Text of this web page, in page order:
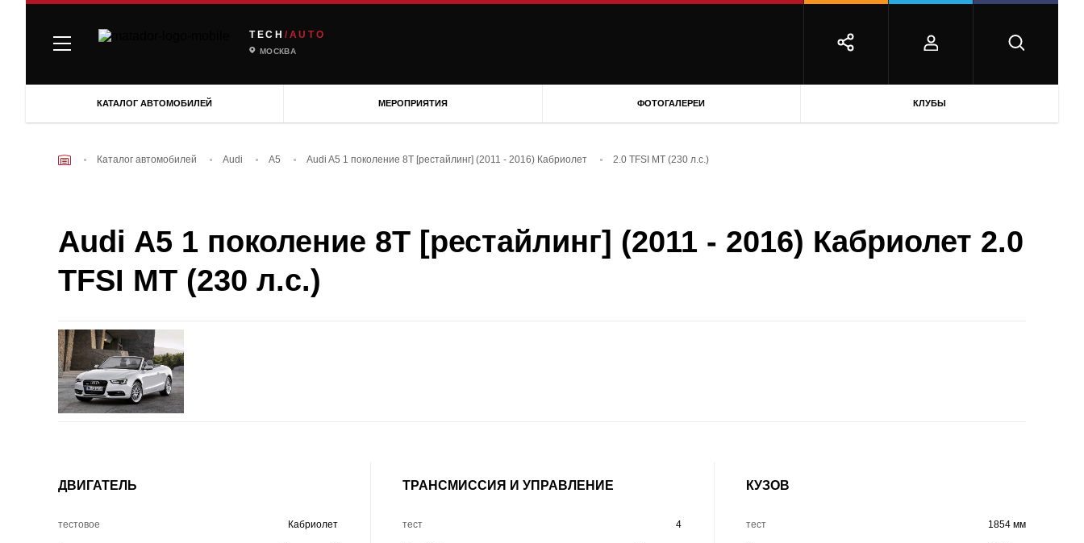
TECH /AUTO
МОСКВА
КАТАЛОГ АВТОМОБИЛЕЙ МЕРОПРИЯТИЯ ФОТОГАЛЕРЕИ КЛУБЫ
Каталог автомобилей Audi A5 Audi A5 1 поколение 8T [рестайлинг] (2011 - 2016) Кабриолет 2.0 TFSI MT (230 л.с.)
Audi A5 1 поколение 8T [рестайлинг] (2011 - 2016) Кабриолет 2.0
TFSI MT (230 л.с.)
ДВИГАТЕЛЬ
тестовое Кабриолет
ТРАНСМИССИЯ И УПРАВЛЕНИЕ
тест 4
КУЗОВ
тест 1854 мм